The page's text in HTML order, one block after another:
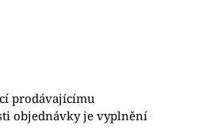
prodávajícímu
objednávky je vyplnění